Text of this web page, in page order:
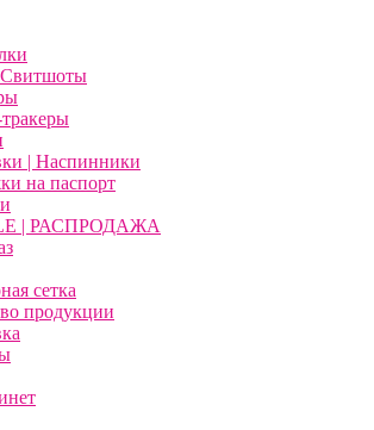
| Наспинники
на паспорт
| РАСПРОДАЖА
сетка
продукции